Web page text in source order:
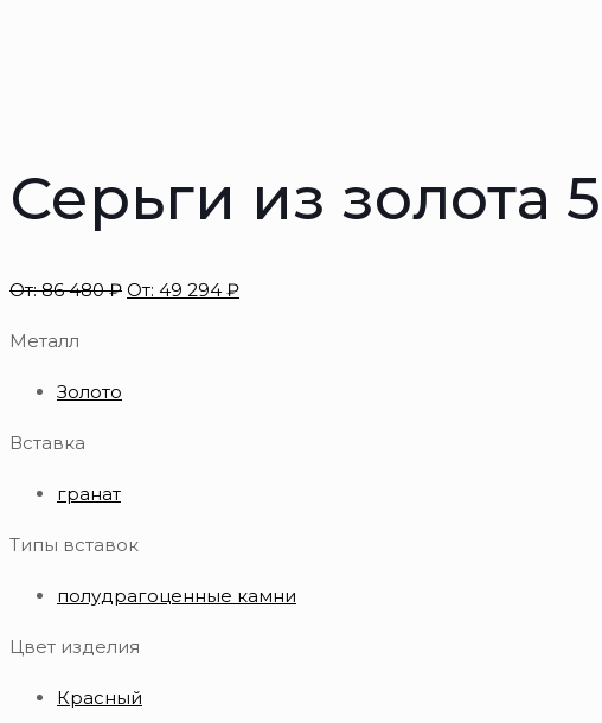
Серьги из золота
От:86 480₽ От: 49 294 ₽
Металл
Золото
Вставка
гранат
Типы вставок
полудрагоценные камни
Цвет изделия
Красный